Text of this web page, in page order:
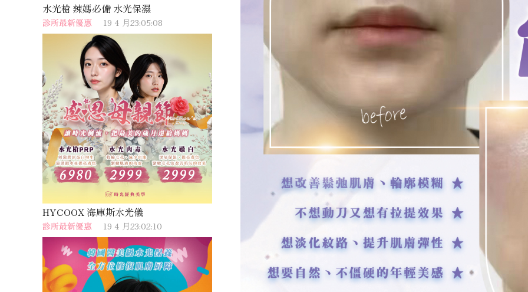
水光槍 辣媽必備 水光保濕
診所最新優惠 19 4 月23:05:08
HYCOOX 海庫斯水光儀
診所最新優惠 19 4 月23:02:10